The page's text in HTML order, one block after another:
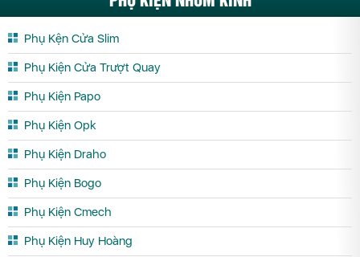
Phụ Kện Cửa Slim
Phụ Kiện Cửa Trượt Quay
Phụ Kiện Papo
Phụ Kiện Opk
Phụ Kiện Draho
Phụ Kiện Bogo
Phụ Kiện Cmech
Phụ Kiện Huy Hoàng